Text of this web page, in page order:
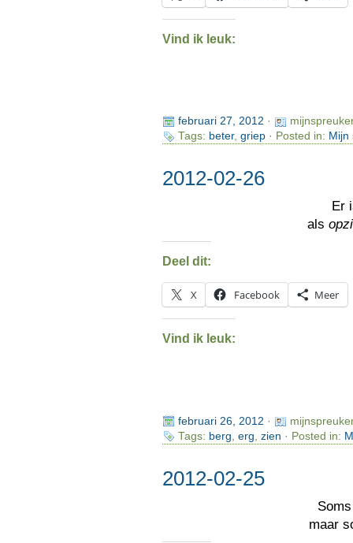
Vind ik leuk:
februari 27, 2012 ·
Tags: beter, griep· Posted in: Mijn
2012-02-26
Er
als
Deel dit:
X Facebook Meer
Vind ik leuk:
februari 26, 2012 ·
Tags: berg erg zien · Posted in:
2012-02-25
maar